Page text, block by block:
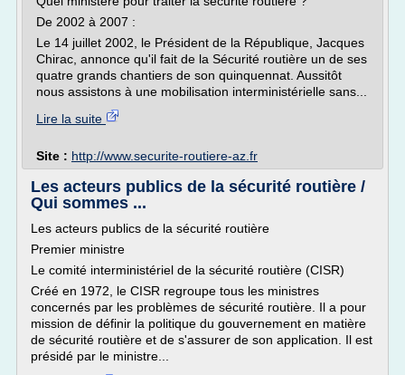
De 2002 à 2007 :
Le 14 juillet 2002, le Président de la République, Jacques
Chirac, annonce qu'il fait de la Sécurité routière un de ses
quatre grands chantiers de son quinquennat. Aussitôt
nous assistons à une mobilisation interministérielle sans...
Lire la suite
Site : http://www.securite-routiere-az.fr
Les acteurs publics de la sécurité routière /
Qui sommes ...
Les acteurs publics de la sécurité routière
Premier ministre
Le comité interministériel de la sécurité routière (CISR)
Créé en 1972, le CISR regroupe tous les ministres
concernés par les problèmes de sécurité routière. Il a pour
mission de définir la politique du gouvernement en matière
de sécurité routière et de s'assurer de son application. Il est
présidé par le ministre...